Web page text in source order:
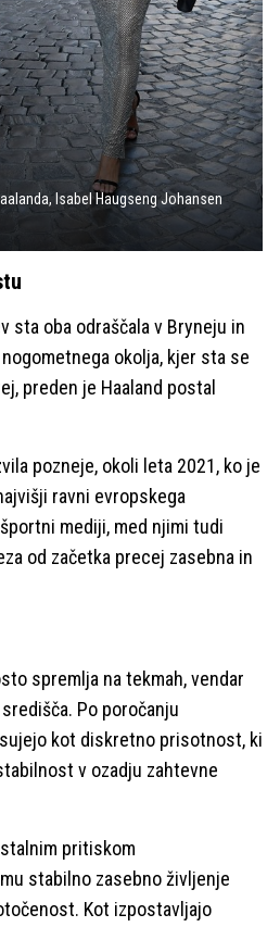
Isabel Haugseng Johansen
sta oba odraščala v Bryneju in
okolja, kjer sta se
preden je Haaland postal
pozneje, okoli leta 2021, ko je
ravni evropskega
mediji, med njimi tudi
od začetka precej zasebna in
spremlja na tekmah, vendar
Po poročanju
kot diskretno prisotnost, ki
v ozadju zahtevne
pritiskom
stabilno zasebno življenje
Kot izpostavljajo